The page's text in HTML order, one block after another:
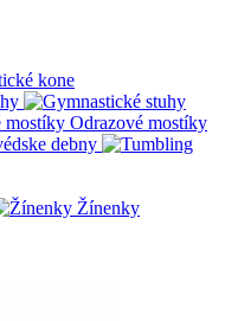
kone
Odrazové mostíky
debny
Žínenky